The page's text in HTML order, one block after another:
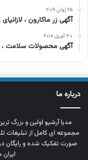
۲۵ ژوئن ۲۰۱۹
آگهی زر ماکارون ،
۳۰ آوریل ۲۰۱۸
آگهی محصولات سلامت
درباره ما
مدیا آرشیو اولین و بزرگ‌
مجموعه‌ ای کامل از تبلیغات
صورت تفکیک‌ شده و رایگان در